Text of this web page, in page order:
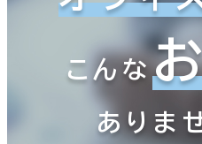
こんな
ありま